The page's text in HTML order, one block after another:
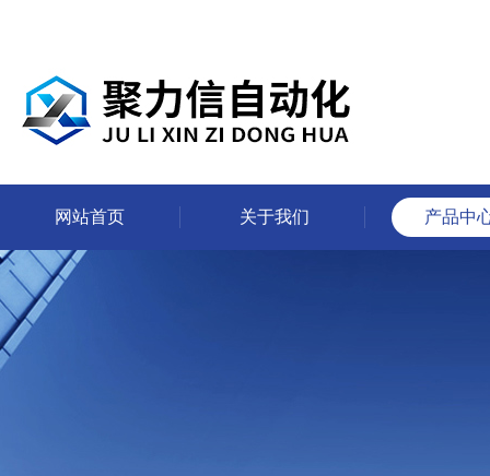
网站首页 关于我们 产品中